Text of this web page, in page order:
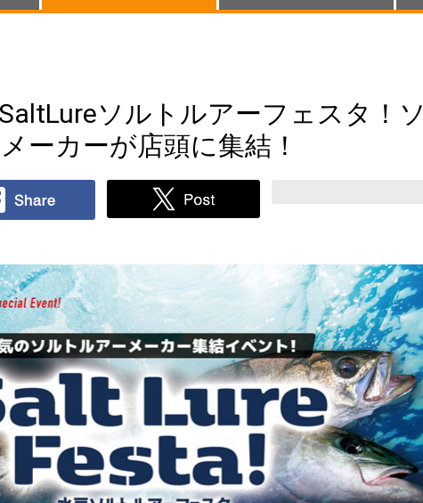
SaltLureソルトルアーフェスタ！ソ
ーカーが店頭に集結！